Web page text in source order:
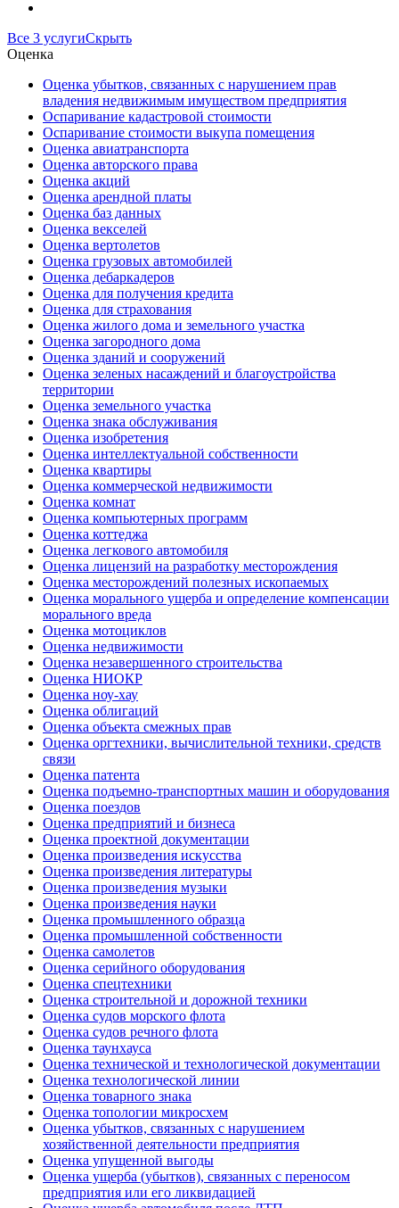
Все 3 услугиСкрыть
Оценка
Оценка убытков, связанных с нарушением прав
владения недвижимым имуществом предприятия
Оспаривание кадастровой стоимости
Оспаривание стоимости выкупа помещения
Оценка авиатранспорта
Оценка авторского права
Оценка акций
Оценка арендной платы
Оценка баз данных
Оценка векселей
Оценка вертолетов
Оценка грузовых автомобилей
Оценка дебаркадеров
Оценка для получения кредита
Оценка для страхования
Оценка жилого дома и земельного участка
Оценка загородного дома
Оценка зданий и сооружений
Оценка зеленых насаждений и благоустройства
территории
Оценка земельного участка
Оценка знака обслуживания
Оценка изобретения
Оценка интеллектуальной собственности
Оценка квартиры
Оценка коммерческой недвижимости
Оценка комнат
Оценка компьютерных программ
Оценка коттеджа
Оценка легкового автомобиля
Оценка лицензий на разработку месторождения
Оценка месторождений полезных ископаемых
Оценка морального ущерба и определение компенсации
морального вреда
Оценка мотоциклов
Оценка недвижимости
Оценка незавершенного строительства
Оценка НИОКР
Оценка ноу-хау
Оценка облигаций
Оценка объекта смежных прав
Оценка оргтехники, вычислительной техники, средств
связи
Оценка патента
Оценка подъемно-транспортных машин и оборудования
Оценка поездов
Оценка предприятий и бизнеса
Оценка проектной документации
Оценка произведения искусства
Оценка произведения литературы
Оценка произведения музыки
Оценка произведения науки
Оценка промышленного образца
Оценка промышленной собственности
Оценка самолетов
Оценка серийного оборудования
Оценка спецтехники
Оценка строительной и дорожной техники
Оценка судов морского флота
Оценка судов речного флота
Оценка таунхауса
Оценка технической и технологической документации
Оценка технологической линии
Оценка товарного знака
Оценка топологии микросхем
Оценка убытков, связанных с нарушением
хозяйственной деятельности предприятия
Оценка упущенной выгоды
Оценка ущерба (убытков), связанных с переносом
предприятия или его ликвидацией